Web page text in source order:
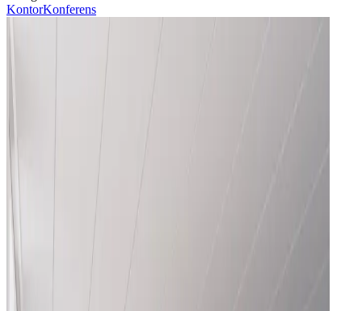
KontorKonferens